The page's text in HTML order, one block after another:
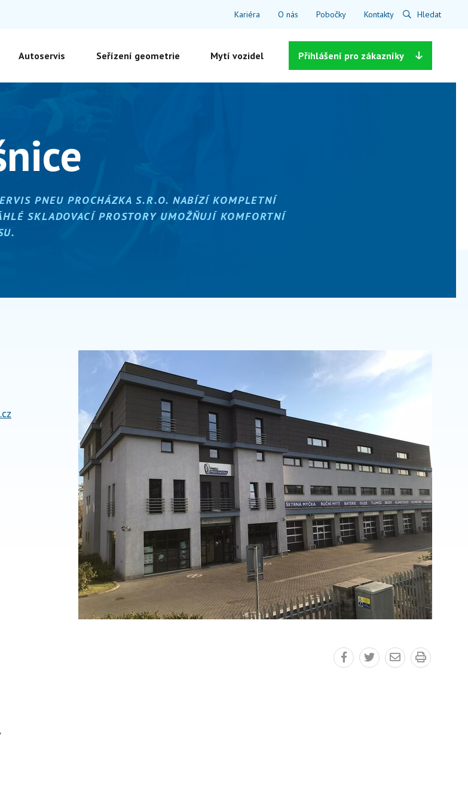
Kariéra O nás Pobočky Kontakty Hledat
Autoservis Seřízení geometrie Mytí vozidel Přihlášení pro zákazníky
PNEU PROCHÁZKA S.R.O. NABÍZÍ KOMPLETNÍ
SKLADOVACÍ PROSTORY UMOŽŇUJÍ KOMFORTNÍ